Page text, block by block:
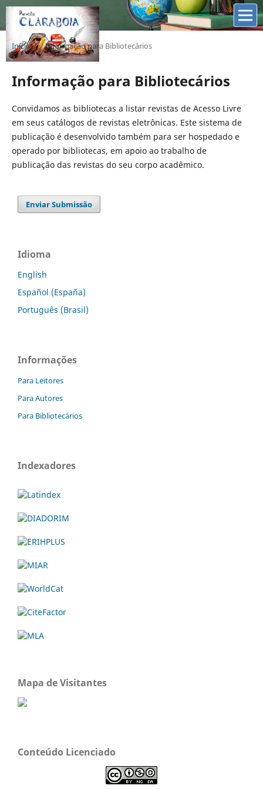
Início / Informação para Bibliotecários
Informação para Bibliotecários
Convidamos as bibliotecas a listar revistas de Acesso Livre
em seus catálogos de revistas eletrônicas. Este sistema de
publicação é desenvolvido também para ser hospedado e
operado por bibliotecas, em apoio ao trabalho de
publicação das revistas do seu corpo acadêmico.
Enviar Submissão
Idioma
English
Español (España)
Português (Brasil)
Informações
Para Leitores
Para Autores
Para Bibliotecários
Indexadores
Mapa de Visitantes
Conteúdo Licenciado